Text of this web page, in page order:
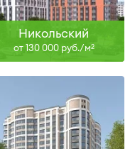
Никольский
от 130 000 руб./м2